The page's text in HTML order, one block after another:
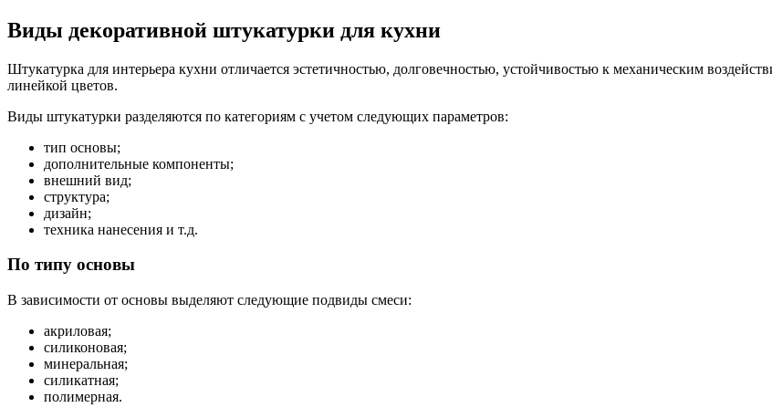
Виды декоративной штукатурки для кухни
Штукатурка для интерьера кухни отличается эстетичностью, долговечностью, устойчивостью к механическим
линейкой цветов.
Виды штукатурки разделяются по категориям с учетом следующих параметров:
тип основы;
дополнительные компоненты;
внешний вид;
структура;
дизайн;
техника нанесения и т.д.
По типу основы
В зависимости от основы выделяют следующие подвиды смеси:
акриловая;
силиконовая;
минеральная;
силикатная;
полимерная.